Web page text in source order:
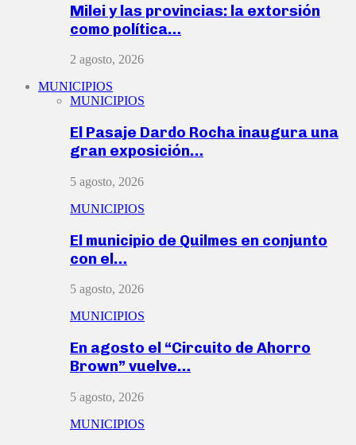
Milei y las provincias: la extorsión
como política…
2 agosto, 2026
MUNICIPIOS
MUNICIPIOS
El Pasaje Dardo Rocha inaugura una
gran exposición…
5 agosto, 2026
MUNICIPIOS
El municipio de Quilmes en conjunto
con el…
5 agosto, 2026
MUNICIPIOS
En agosto el “Circuito de Ahorro
Brown” vuelve…
5 agosto, 2026
MUNICIPIOS